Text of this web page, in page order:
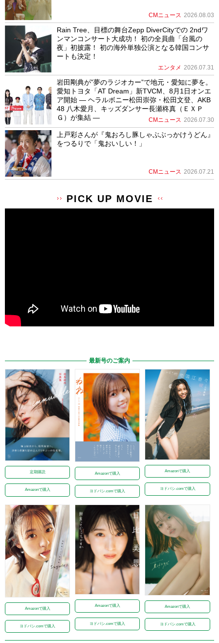
CMニュース 2026.08.03
Rain Tree、目標の舞台Zepp DiverCityでの 2ndワ
ンマンコンサート大成功！ 初の全員曲「台風の
夜」初披露！ 初の海外単独公演となる韓国コンサ
ートも決定！
エンタメ 2026.07.31
岩田剛典が”夢のラジオカー”で地元・愛知に夢を。
愛知トヨタ「AT Dream」新TVCM、8月1日オンエ
ア開始 ― ヘラルボニー松田崇弥・松田文登、AKB
48 八木愛月、キッズダンサー長瀬柊真（ＥＸＰ
Ｇ）が集結 ―
CMニュース 2026.07.30
上戸彩さんが『鬼おろし豚しゃぶぶっかけうどん』
をつるりで「鬼おいしい！」
CMニュース 2026.07.21
PICK UP MOVIE
最新号のご案内
定期購読
Amazonで購入
Amazonで購入
ヨドバシ.comで購入
Amazonで購入
ヨドバシ.comで購入
Amazonで購入
ヨドバシ.comで購入
Amazonで購入
ヨドバシ.comで購入
Amazonで購入
ヨドバシ.comで購入